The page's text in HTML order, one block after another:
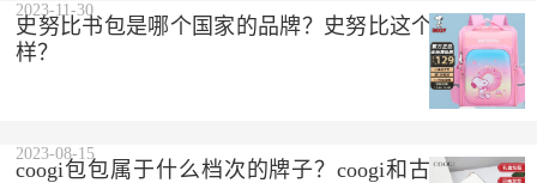
史努比书包是哪个国家的品牌？史努比这个品牌怎么
样？
2023-11-30
coogi包包属于什么档次的牌子？coogi和古驰是一个
2023-08-15